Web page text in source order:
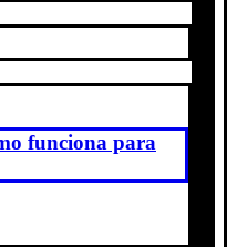
funciona para